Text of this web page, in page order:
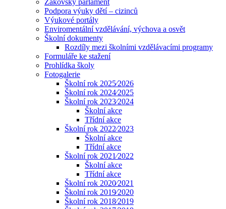
Žákovský parlament
Podpora výuky dětí – cizinců
Výukové portály
Enviromentální vzdělávání, výchova a osvět
Školní dokumenty
Rozdíly mezi školními vzdělávacími programy
Formuláře ke stažení
Prohlídka školy
Fotogalerie
Školní rok 2025⁄2026
Školní rok 2024⁄2025
Školní rok 2023⁄2024
Školní akce
Třídní akce
Školní rok 2022⁄2023
Školní akce
Třídní akce
Školní rok 2021⁄2022
Školní akce
Třídní akce
Školní rok 2020⁄2021
Školní rok 2019⁄2020
Školní rok 2018⁄2019